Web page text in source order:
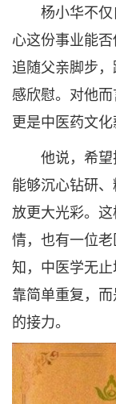
杨小华不仅
心这份事业能
追随父亲脚步
感欣慰。对他
更是中医药文化
他说，希望
能够沉心钻研
放更大光彩。
情，也有一位
知，中医学无
靠简单重复，
的接力。